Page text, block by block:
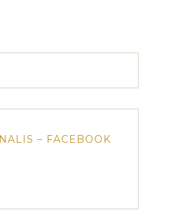
– FACEBOOK